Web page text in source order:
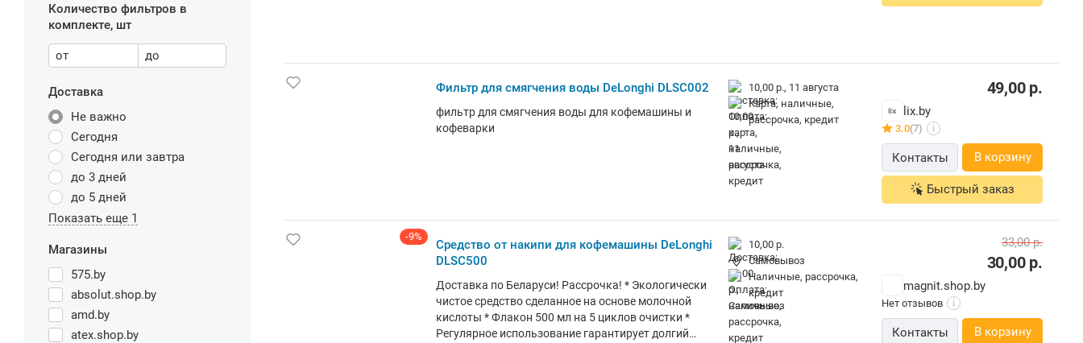
Количество фильтров в
комплекте, шт
от до
Доставка
Не важно
Сегодня
Сегодня или завтра
до 3 дней
до 5 дней
Показать еще 1
Магазины
575.by
absolut.shop.by
amd.by
atex.shop.by
срок: 1 год * Срок службы: не ограничен
Фильтр для смягчения воды DeLonghi DLSC002
фильтр для смягчения воды для кофемашины и
кофеварки
10,00 р., 11 августа
карта, наличные,
рассрочка, кредит
49,00р.
lix.by
3.0(7) i
Контакты В корзину
Быстрый заказ
-9%
Средство от накипи для кофемашины DeLonghi
DLSC500
Доставка по Беларуси! Рассрочка! * Экологически
чистое средство сделанное на основе молочной
кислоты * Флакон 500 мл на 5 циклов очистки *
Регулярное использование гарантирует долгий
10,00 р.
Самовывоз
наличные, рассрочка,
кредит
30,00р.
33,00р.
magnit.shop.by
Нет отзывов i
Контакты В корзину